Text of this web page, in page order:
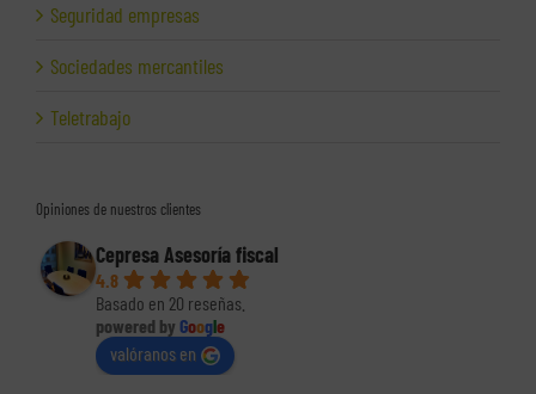
Seguridad empresas
Sociedades mercantiles
Teletrabajo
Opiniones de nuestros clientes
Cepresa Asesoría fiscal
4.8
Basado en 20 reseñas.
powered by Google
valóranos en